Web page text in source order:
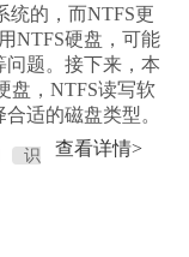
统的，而NTFS更
NTFS硬盘，可能
题。接下来，本
盘，NTFS读写软
适的磁盘类型。
识 查看详情>